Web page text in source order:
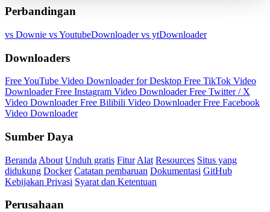
Perbandingan
vs Downie vs YoutubeDownloadervs ytDownloader
Downloaders
Free YouTube Video Downloader for Desktop Free TikTok Video
DownloaderFree Instagram Video DownloaderFree Twitter / X
Video DownloaderFree Bilibili Video DownloaderFree Facebook
Video Downloader
Sumber Daya
Beranda About Unduh gratis Fitur Alat Resources Situs yang
didukung Docker Catatan pembaruan Dokumentasi GitHub
Kebijakan Privasi Syarat dan Ketentuan
Perusahaan